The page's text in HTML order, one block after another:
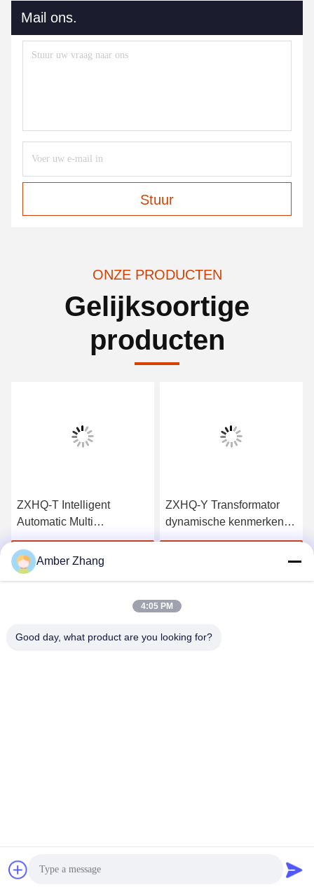
Mail ons.
Stuur
ONZE PRODUCTEN
Gelijksoortige
producten
ZXHQ-T Intelligent
Automatic Multi
Transformer Verification
Device, Transformer
Calibrator
Vind de beste prijs
ZXHQ-Y Transformator
dynamische kenmerken
tester, Transformator Field
China Goede kwaliteit het materiaal van de hoogspanningstest Auteursrecht
© 2018-2026 Wuhan GDZX Power Equipment Co., Ltd Alle rechten
Amber Zhang
4:05 PM
Good day, what product are you looking for?